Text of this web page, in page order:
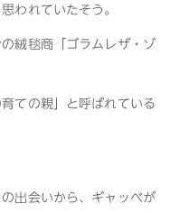
われていたそう。
絨毯商「ゴラムレザ・ゾ
ての親」と呼ばれている
出会いから、ギャッベが